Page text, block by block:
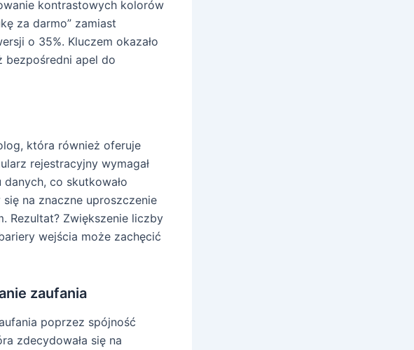
kontrastowych kolorów
za darmo” zamiast
o 35%. Kluczem okazało
bezpośredni apel do
która również oferuje
rejestracyjny wymagał
co skutkowało
na znaczne uproszczenie
Rezultat? Zwiększenie liczby
wejścia może zachęcić
zaufania
poprzez spójność
zdecydowała się na